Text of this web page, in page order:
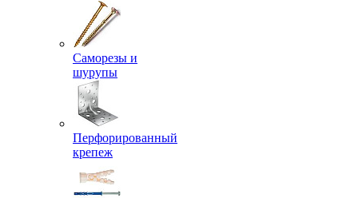
Саморезы и
шурупы
Перфорированный
крепеж